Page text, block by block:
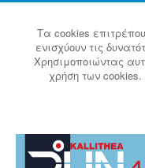
Τα cookies
ενισχύουν τις
Χρησιμοποιώντας
χρήση των